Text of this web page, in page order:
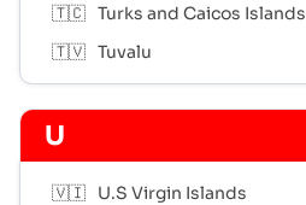
🇹🇨 Turks and Caicos Islands
🇹🇻 Tuvalu
U
🇻🇮
U.S Virgin Islands